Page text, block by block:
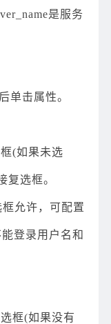
是服务
单击属性。
(如果未选
复选框。
允许，可配置
登录用户名和
框(如果没有